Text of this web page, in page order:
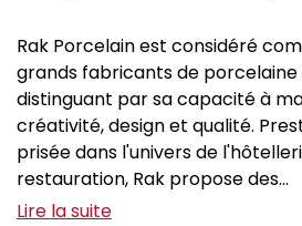
Rak Porcelain est considéré
grands fabricants de porcelaine
distinguant par sa capacité à
créativité, design et qualité.
prisée dans l'univers de
restauration, Rak propose des...
Lire la suite